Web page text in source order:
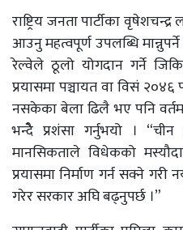
राष्ट्रिय जनता पार्टीका
आउनु महत्वपूर्ण उपलब्धि
रेल्वेले ठूलो योगदान गर्ने
प्रयासमा पञ्चायत वा विसं
नसकेका बेला ढिलै भए पनि
भन्दैे प्रशंसा गर्नुभयो ।
मानसिकताले विधेकको
प्रयासमा निर्माण गर्न सक्ने गरी
गरेर सरकार अघि बढ्नुपर्छ ।”